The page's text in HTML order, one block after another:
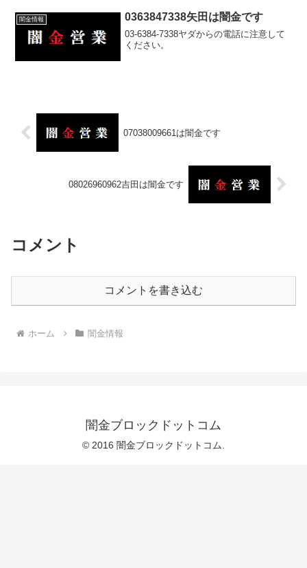
闇金情報 0363847338矢田は闇金です
03-6384-7338ヤダからの電話に注意して
ください。
07038009661は闇金です
08026960962吉田は闇金です
コメント
コメントを書き込む
ホーム 闇金情報
闇金ブロックドットコム
© 2016 闇金ブロックドットコム.